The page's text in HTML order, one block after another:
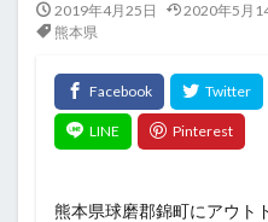
2019年4月25日 2020年5月
熊本県
熊本県球磨郡錦町にアウト